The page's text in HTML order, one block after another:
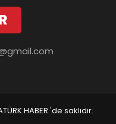
HABER 'de saklıdır.